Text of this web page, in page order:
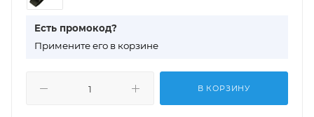
Есть промокод?
Примените его в корзине
В КОРЗИНУ